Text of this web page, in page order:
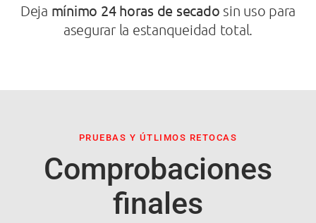
Deja mínimo 24 horas de secado sin uso para
asegurar la estanqueidad total.
PRUEBAS Y ÚTLIMOS RETOCAS
Comprobaciones
finales